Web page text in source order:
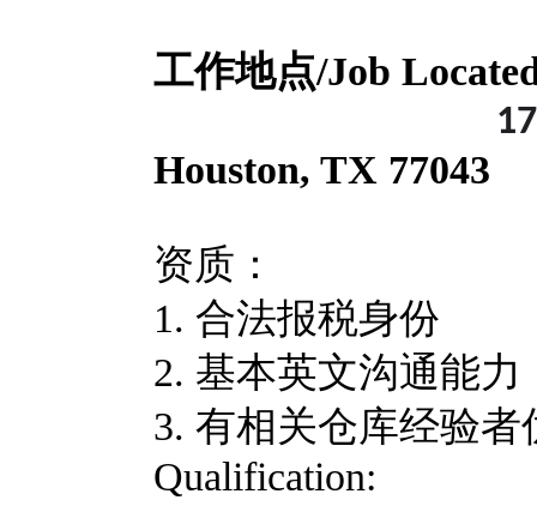
工作地点/Job
Houston, TX 77043
资质：
1. 合法报税身份
2. 基本英文沟通能
3. 有相关仓库经验
Qualification: